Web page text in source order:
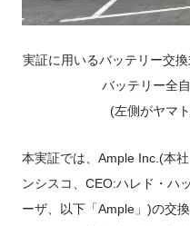
実証に用いるバッテリー交
バッテリー全
(左側がヤマ
本実証では、Ample Inc.(本
ンシスコ、CEO:ハレド・ハ
ーザ、以下「Ample」)の交